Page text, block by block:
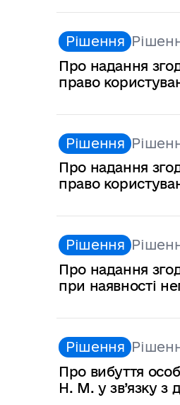
Рішення
Про надання
право
Рішення
Про надання
право
Рішення
Про надання
при наявності
Рішення
Про вибуття
Н. М. у зв’язку з